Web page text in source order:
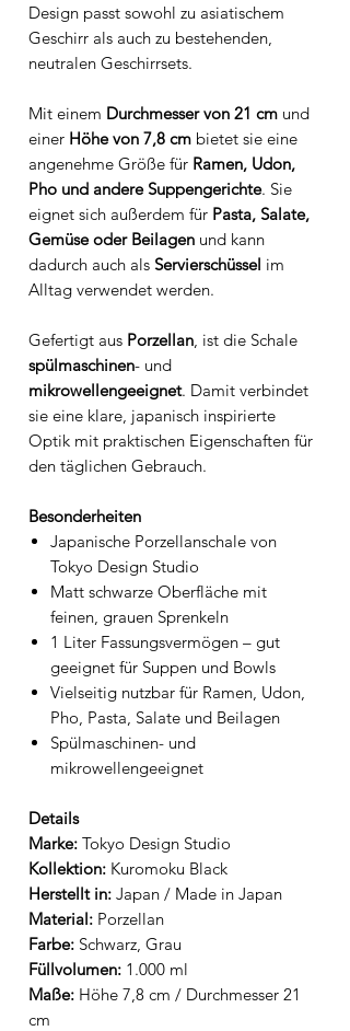
Design passt sowohl zu asiatischem
Geschirr als auch zu bestehenden,
neutralen Geschirrsets.
Mit einem Durchmesser von 21 cm und
einer Höhe von 7,8 cm bietet sie eine
angenehme Größe für Ramen, Udon,
Pho und andere Suppengerichte. Sie
eignet sich außerdem für Pasta, Salate,
Gemüse oder Beilagen und kann
dadurch auch als Servierschüssel im
Alltag verwendet werden.
Gefertigt aus Porzellan , ist die Schale
spülmaschinen- und
mikrowellengeeignet. Damit verbindet
sie eine klare, japanisch inspirierte
Optik mit praktischen Eigenschaften für
den täglichen Gebrauch.
Besonderheiten
Japanische Porzellanschale von
Tokyo Design Studio
Matt schwarze Oberfläche mit
feinen, grauen Sprenkeln
1 Liter Fassungsvermögen – gut
geeignet für Suppen und Bowls
Vielseitig nutzbar für Ramen, Udon,
Pho, Pasta, Salate und Beilagen
Spülmaschinen- und
mikrowellengeeignet
Details
Marke: Tokyo Design Studio
Kollektion: Kuromoku Black
Herstellt in: Japan / Made in Japan
Material: Porzellan
Farbe: Schwarz, Grau
Füllvolumen: 1.000 ml
Maße: Höhe 7,8 cm / Durchmesser 21
cm